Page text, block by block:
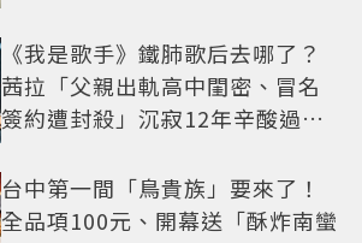
《我是歌手》鐵肺歌后去哪了？
茜拉「父親出軌高中閨密、冒名
簽約遭封殺」沉寂12年辛酸過往
台中第一間「鳥貴族」要來了！
全品項100元、開幕送「酥炸南蠻